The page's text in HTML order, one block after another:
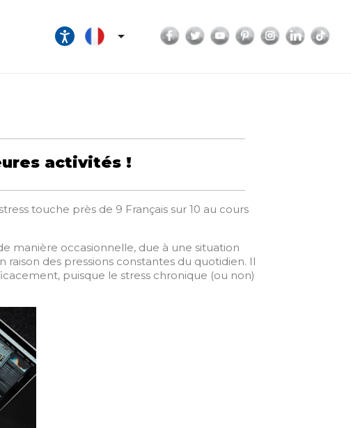
 Facebook
TwitterYouTubePinterestInstagram
activités !
touche près de 9 Français sur 10 au cours
manière occasionnelle, due à une situation
des pressions constantes du quotidien. Il
puisque le stress chronique (ou non)